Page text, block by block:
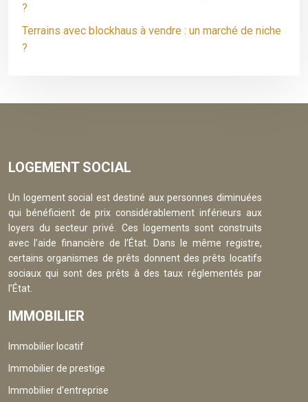
?
Terrains avec blockhaus à vendre : un marché de niche
?
LOGEMENT SOCIAL
Un logement social est destiné aux personnes diminuées
qui bénéficient de prix considérablement inférieurs aux
loyers du secteur privé. Ces logements sont construits
avec l’aide financière de l’État. Dans le même registre,
certains organismes de prêts donnent des prêts locatifs
sociaux qui sont des prêts à des taux réglementés par
l’État.
IMMOBILIER
Immobilier locatif
Immobilier de prestige
Immobilier d'entreprise